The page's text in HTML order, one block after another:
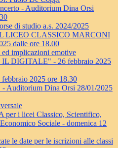
- Auditorium Dina Orsi
di studio a.s. 2024/2025
LICEO CLASSICO MARCONI
dalle ore 18.00
ed implicazioni emotive
DIGITALE" - 26 febbraio 2025
2025 ore 18.30
Auditorium Dina Orsi 28/01/2025
per i licei Classico, Scientifico,
Sociale - domenica 12
le date per le iscrizioni alle classi